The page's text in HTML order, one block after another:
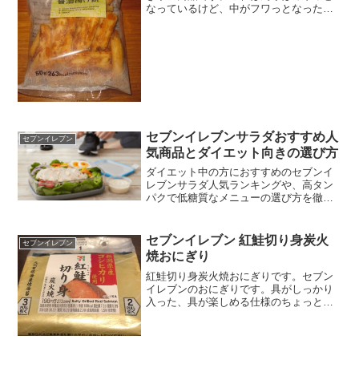
なっているけど、中がフワっとなったお
セブンイレブン
セブンイレブンサラダおすすめ人
気商品とダイエット向きの選び方
ダイエット中の方におすすめのセブンイ
レブンサラダ人気ランキングや、高タン
パクで低糖質なメニューの選び方を徹底
物の安全性まで網羅。毎日のランチにセ
ブンイレブンサラダを取り入れて、健康
的に痩せるコツを紹介します。
セブンイレブン
セブンイレブン 紅鮭切り身炭火
焼おにぎり
紅鮭切り身炭火焼おにぎりです。セブン
イレブンのおにぎりです。具がしっかり
入った、具が楽しめる仕様のちょっとお